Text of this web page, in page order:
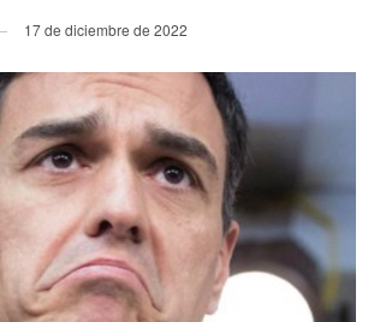
17 de diciembre de 2022